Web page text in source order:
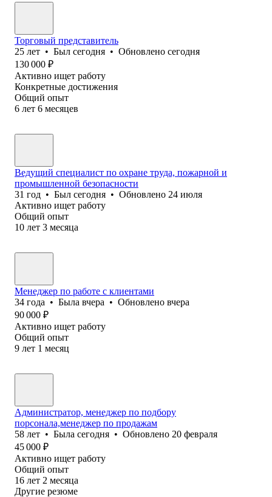
Торговый представитель
25 лет • Был сегодня • Обновлено сегодня
130 000 ₽
Активно ищет работу
Конкретные достижения
Общий опыт
6 лет 6 месяцев
Ведущий специалист по охране труда, пожарной и
промышленной безопасности
31 год • Был сегодня • Обновлено 24 июля
Активно ищет работу
Общий опыт
10 лет 3 месяца
Менеджер по работе с клиентами
34 года • Была вчера • Обновлено вчера
90 000 ₽
Активно ищет работу
Общий опыт
9 лет 1 месяц
Администратор, менеджер по подбору
порсонала,менеджер по продажам
58 лет • Была сегодня • Обновлено 20 февраля
45 000 ₽
Активно ищет работу
Общий опыт
16 лет 2 месяца
Другие резюме